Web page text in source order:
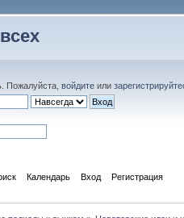
. Пожалуйста,войдите или
Календарь Вход Регистрация